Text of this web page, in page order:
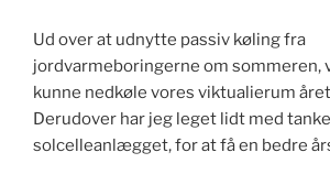
Ud over at udnytte passiv køling fra
jordvarmeboringerne om sommeren,
kunne nedkøle vores viktualierum
Derudover har jeg leget lidt med
solcelleanlægget, for at få en bedre